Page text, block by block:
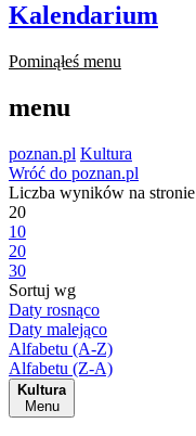
Kalendarium
Pominąłeś menu
menu
poznan.pl Kultura
Wróć do poznan.pl
Liczba wyników na stronie
20
10
20
30
Sortuj wg
Daty rosnąco
Daty malejąco
Alfabetu (A-Z)
Alfabetu (Z-A)
Kultura
Menu